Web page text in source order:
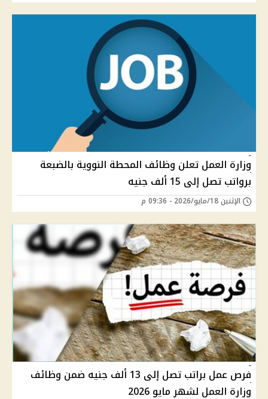
وزارة العمل تعلن وظائف المحطة النووية بالضبعة
برواتب تصل إلى 15 ألف جنيه
الإثنين 18/مايو/2026 - 09:36 م
فرص عمل براتب تصل إلى 13 ألف جنيه ضمن وظائف
وزارة العمل لشهر مايو 2026